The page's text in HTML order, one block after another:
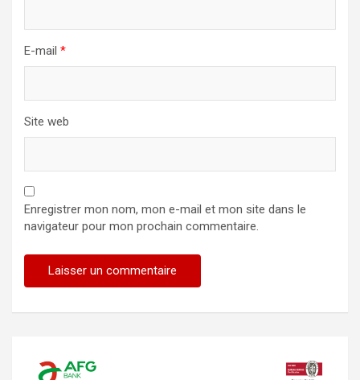
E-mail *
Site web
Enregistrer mon nom, mon e-mail et mon site dans le
navigateur pour mon prochain commentaire.